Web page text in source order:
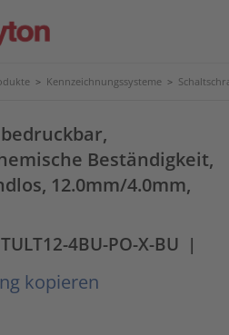
> Kennzeichnungssysteme >
Beständigkeit,
12.0mm/4.0mm,
4BU-PO-X-BU |
kopieren